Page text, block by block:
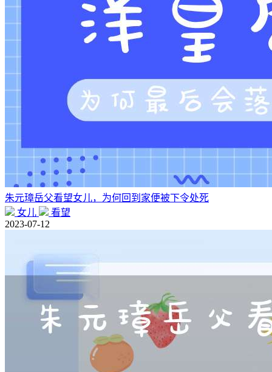
朱元璋岳父看望女儿，为何回到家便被下令处死
女儿
看望
2023-07-12